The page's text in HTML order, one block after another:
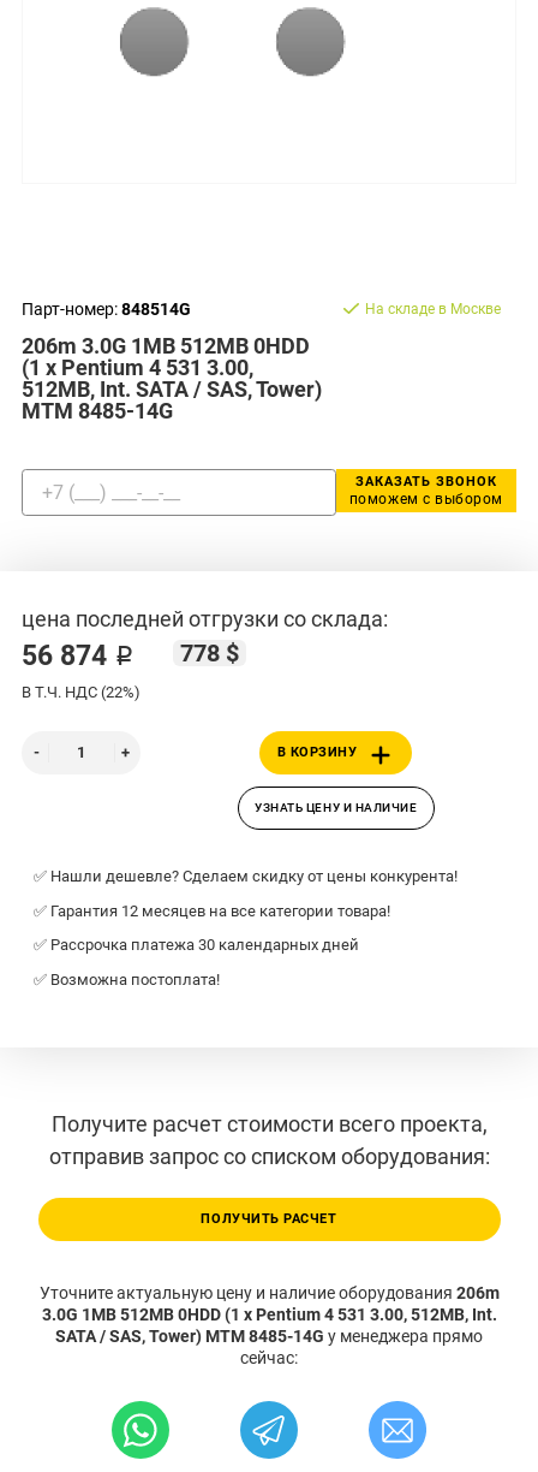
Парт-номер:848514G
206m 3.0G 1MB 512MB 0HDD
(1 x Pentium 4 531 3.00,
512MB, Int. SATA / SAS, Tower)
MTM 8485-14G
На складе в Москве
ЗАКАЗАТЬ ЗВОНОК
поможем с выбором
цена последней отгрузки со склада:
56 874 ₽ 778 $
В Т.Ч. НДС (22%)
В КОРЗИНУ
УЗНАТЬ ЦЕНУ И НАЛИЧИЕ
✅ Нашли дешевле? Сделаем скидку от цены конкурента!
✅ Гарантия 12 месяцев на все категории товара!
✅ Рассрочка платежа 30 календарных дней
✅ Возможна постоплата!
Получите расчет стоимости всего проекта,
отправив запрос со списком оборудования:
ПОЛУЧИТЬ РАСЧЕТ
Уточните актуальную цену и наличие оборудования 206m
3.0G 1MB 512MB 0HDD (1 x Pentium 4 531 3.00, 512MB, Int.
SATA / SAS, Tower) MTM 8485-14G у менеджера прямо
сейчас: